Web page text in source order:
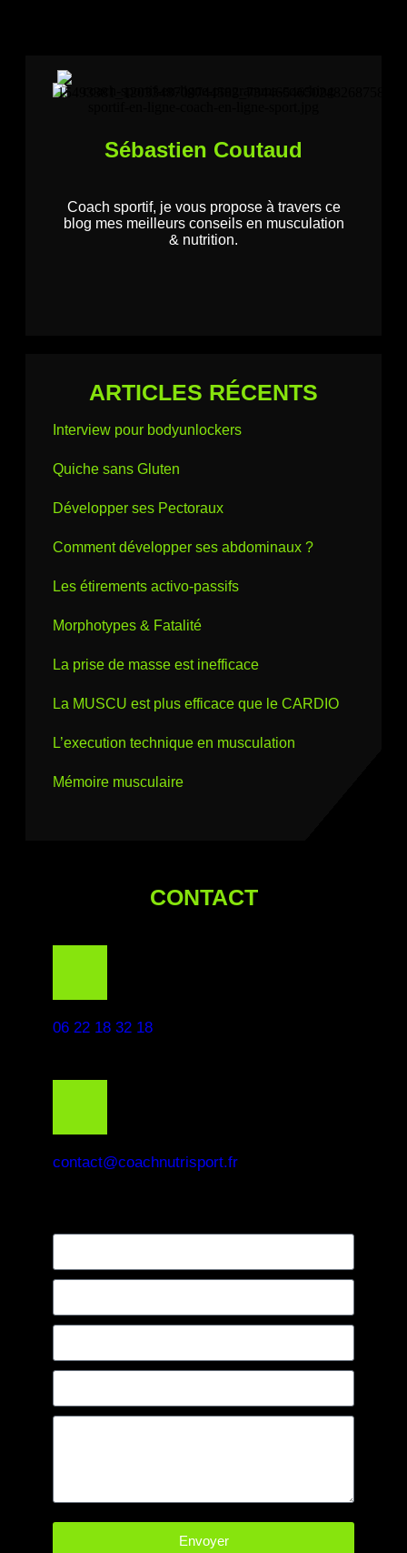
Sébastien Coutaud
Coach sportif, je vous propose à travers ce
blog mes meilleurs conseils en musculation
& nutrition.
ARTICLES RÉCENTS
Interview pour bodyunlockers
Quiche sans Gluten
Développer ses Pectoraux
Comment développer ses abdominaux ?
Les étirements activo-passifs
Morphotypes & Fatalité
La prise de masse est inefficace
La MUSCU est plus efficace que le CARDIO
L’execution technique en musculation
Mémoire musculaire
CONTACT
06 22 18 32 18
contact@coachnutrisport.fr
Envoyer